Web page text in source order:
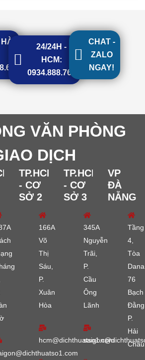
24/24H -
HCM:
0934.888.768
CHAT -
ZALO
NGAY!
VĂN PHÒNG
DỊCH
TP.HCM
- CƠ
SỞ 2
166A
Võ
Thị
Sáu,
P.
Xuân
Hòa
hcm@dichthuatso1.com
TP.HCM
- CƠ
SỞ 3
345A
Nguyễn
Trãi,
P.
Cầu
Ông
Lãnh
VP
ĐÀ
NẴNG
Tầng
4,
Tòa
76
Bạch
P.
Hải
Châu